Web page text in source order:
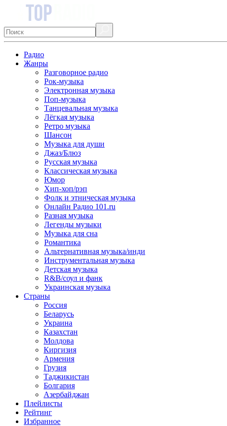
Радио
Жанры
Разговорное радио
Рок-музыка
Электронная музыка
Поп-музыка
Танцевальная музыка
Лёгкая музыка
Ретро музыка
Шансон
Музыка для души
Джаз/Блюз
Русская музыка
Классическая музыка
Юмор
Хип-хоп/рэп
Фолк и этническая музыка
Онлайн Радио 101.ru
Разная музыка
Легенды музыки
Музыка для сна
Романтика
Альтернативная музыка/инди
Инструментальная музыка
Детская музыка
R&B/cоул и фанк
Украинская музыка
Страны
Россия
Беларусь
Украина
Казахстан
Молдова
Киргизия
Армения
Грузия
Таджикистан
Болгария
Азербайджан
Плейлисты
Рейтинг
Избранное